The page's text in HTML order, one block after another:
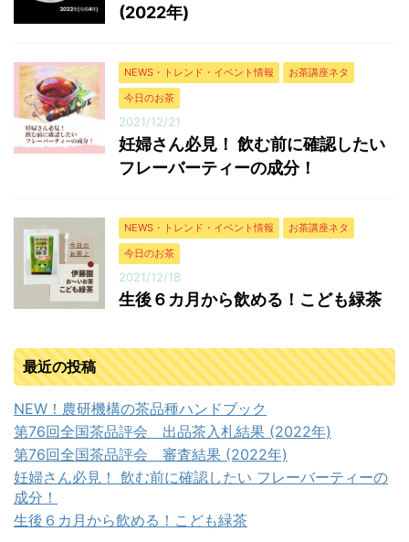
(2022年)
NEWS・トレンド・イベント情報
お茶講座ネタ
今日のお茶
2021/12/21
妊婦さん必見！ 飲む前に確認したい
フレーバーティーの成分！
NEWS・トレンド・イベント情報
お茶講座ネタ
今日のお茶
2021/12/18
生後６カ月から飲める！こども緑茶
最近の投稿
NEW！農研機構の茶品種ハンドブック
第76回全国茶品評会 出品茶入札結果 (2022年)
第76回全国茶品評会 審査結果 (2022年)
妊婦さん必見！ 飲む前に確認したい フレーバーティーの
成分！
生後６カ月から飲める！こども緑茶